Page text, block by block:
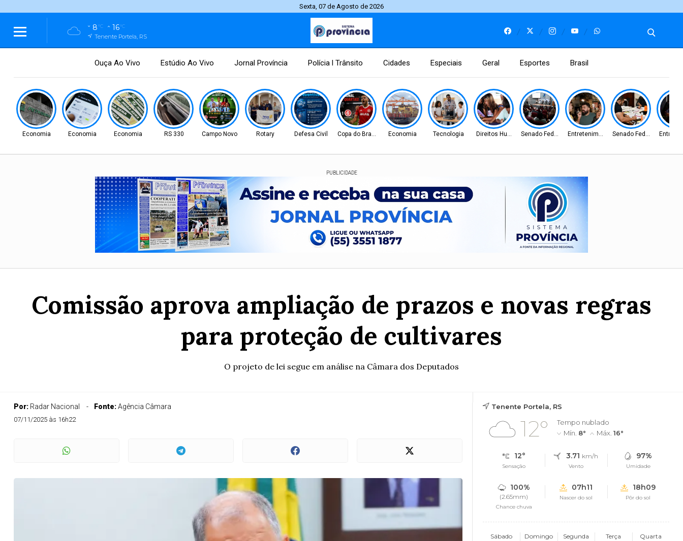
Sexta, 07 de Agosto de 2026
8°C 16°C
Tenente Portela, RS
Ouça Ao Vivo Estúdio Ao Vivo Jornal Província Polícia l Trânsito Cidades Especiais Geral Esportes Brasil
Economia Economia Economia RS 330 Campo Novo Rotary Defesa Civil Copa do Brasil Economia Tecnologia Direitos HumanosSenado Federal Entretenimento Senado Federal
PUBLICIDADE
Comissão aprova ampliação de prazos e novas regras
para proteção de cultivares
O projeto de lei segue em análise na Câmara dos Deputados
Por: Radar Nacional Fonte:Agência Câmara
07/11/2025 às 16h22
Tenente Portela, RS
12°
Tempo nublado
Mín. 8° Máx. 16°
12°
Sensação
3.71 km/h
Vento
97%
Umidade
100%
(2.65mm)
Chance chuva
07h11
Nascer do sol
18h09
Pôr do sol
Sábado Domingo Segunda Terça Quarta